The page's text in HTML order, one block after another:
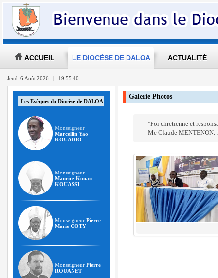
ACCUEIL LE DIOCÈSE DE DALOA ACTUALITÉ
Jeudi 6 Août 2026 | 19:55:41
Les Evèques du Diocèse de DALOA
Monseigneur
Marcellin Yao
KOUADIO
Monseigneur
Maurice Konan
KOUASSI
Monseigneur Pierre
Marie COTY
Monseigneur Pierre
ROUANET
Galerie Photos
"Foi chrétienne et
Me Claude MENTENON.